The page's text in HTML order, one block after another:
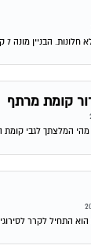
לפתוח את האור כדיי לראות משהו, ברצוננו...
קומת מרתף
המלצתך לגבי